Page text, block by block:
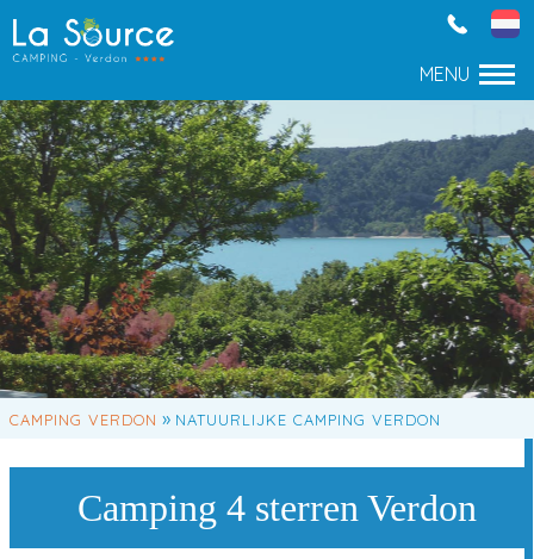
CAMPING VERDON » NATUURLIJKE CAMPING VERDON
Camping 4 sterren Verdon